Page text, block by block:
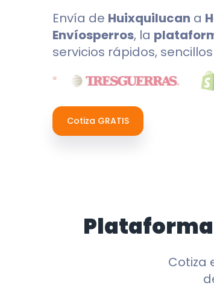
Envía de Huixquilucan a
Envíosperros, la
servicios rápidos,
Cotiza GRATIS
Cotiza